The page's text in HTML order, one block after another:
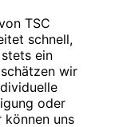
TSC
schnell,
ein
wir
oder
können uns